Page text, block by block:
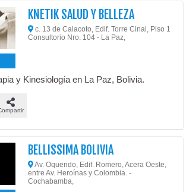
KNETIK SALUD Y BELLEZA
c. 13 de Calacoto, Edif. Torre Cinal, Piso 1
Consultorio Nro. 104 - La Paz,
y Kinesiología en La Paz, Bolivia.
BELLISSIMA BOLIVIA
Av. Oquendo, Edif. Romero, Acera Oeste,
entre Av. Heroínas y Colombia. -
Cochabamba,